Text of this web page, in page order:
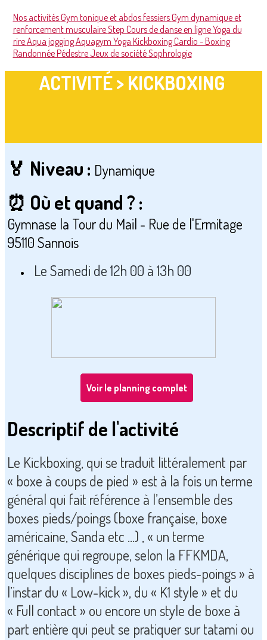
Nos activitésGym tonique et abdos fessiersGym dynamique et
renforcement musculaireStep Cours de danse en ligneYoga du
rireAqua joggingAquagym Yoga KickboxingCardio - Boxing
Randonnée Pédestre Jeux de sociétéSophrologie
ACTIVITÉ > KICKBOXING
🏅 Niveau : Dynamique
⏰ Où et quand ? :
Gymnase la Tour du Mail - Rue de l'Ermitage
95110 Sannois
Le Samedi de 12h 00 à 13h 00
Voir le planning complet
Descriptif de l'activité
Le Kickboxing, qui se traduit littéralement par
« boxe à coups de pied » est à la fois un terme
général qui fait référence à l’ensemble des
boxes pieds/poings (boxe française, boxe
américaine, Sanda etc …) , « un terme
générique qui regroupe, selon la FFKMDA,
quelques disciplines de boxes pieds-poings » à
l’instar du « Low-kick », du « K1 style » et du
« Full contact » ou encore un style de boxe à
part entière qui peut se pratiquer sur tatami ou